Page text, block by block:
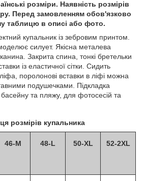
розміри. Наявність розмірів
Перед замовленням обов'язково
таблицю в описі або фото.
купальник із зебровим принтом.
силует. Якісна металева
Закрита спина, тонкі бретельки
із еластичної сітки. Сидить
поролонові вставки в ліфі можна
подушечками. Підкладка
та пляжу, для фотосесій та
розмірів купальника
46-M 48-L 50-XL 52-2XL